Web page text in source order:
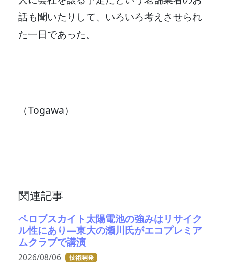
話も聞いたりして、いろいろ考えさせられ
た一日であった。
（Togawa）
関連記事
ペロブスカイト太陽電池の強みはリサイク
ル性にあり―東大の瀬川氏がエコプレミア
ムクラブで講演
2026/08/06 技術開発